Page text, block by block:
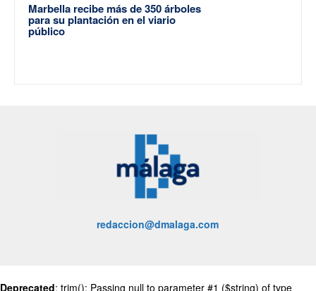
Marbella recibe más de 350 árboles
para su plantación en el viario
público
redaccion@dmalaga.com
Deprecated: trim(): Passing null to parameter #1 ($string) of type